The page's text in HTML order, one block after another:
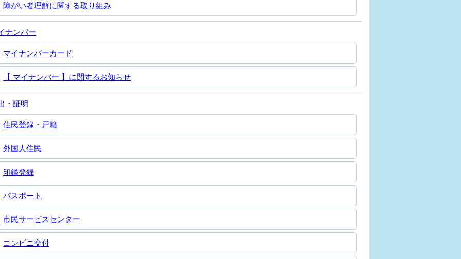
障がい者理解に関する取り組み
ナンバー
マイナンバーカード
【 マイナンバー 】に関するお知らせ
・証明
住民登録・戸籍
外国人住民
印鑑登録
パスポート
市民サービスセンター
コンビニ交付